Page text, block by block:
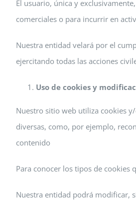
El usuario, única y
comerciales o para incurrir en
Nuestra entidad velará por el
ejercitando todas las acciones
Uso de cookies y
Nuestro sitio web utiliza cookies
diversas, como, por ejemplo,
contenido
Para conocer los tipos de
Nuestra entidad podrá modificar,